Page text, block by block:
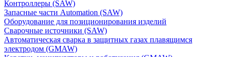
Контроллеры (SAW)
Запасные части Automation (SAW)
Оборудование для позиционирования изделий
Сварочные источники (SAW)
Автоматическая сварка в защитных газах плавящимся
электродом (GMAW)